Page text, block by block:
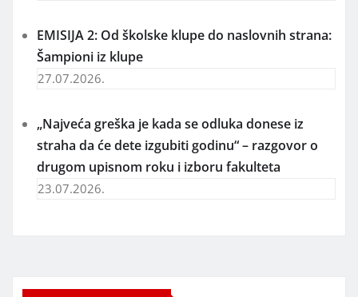
EMISIJA 2: Od školske klupe do naslovnih strana:
Šampioni iz klupe
27.07.2026.
„Najveća greška je kada se odluka donese iz
straha da će dete izgubiti godinu“ – razgovor o
drugom upisnom roku i izboru fakulteta
23.07.2026.